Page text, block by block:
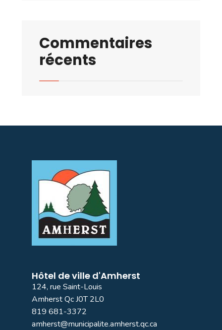
Commentaires
récents
Hôtel de ville d'Amherst
124, rue Saint-Louis
Amherst Qc J0T 2L0
819 681-3372
amherst@municipalite.amherst.qc.ca